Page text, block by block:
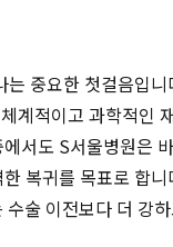
중요한 첫걸음입
계적이고 과학적
에서도 S서울병원은
복귀를 목표로 합니
술 이전보다 더 강